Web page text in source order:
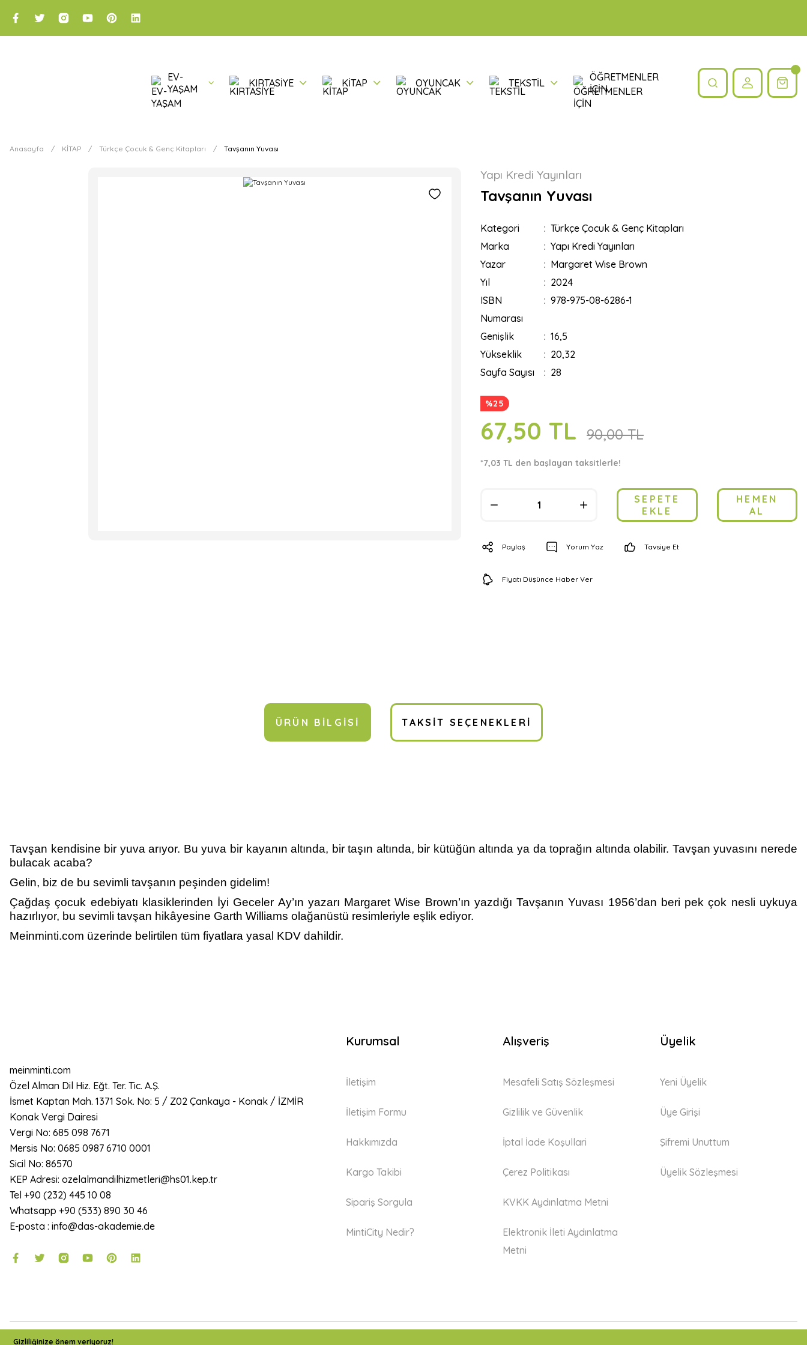
Gizliliğinize önem veriyoruz!
EV-
YAŞAM
KIRTASİYE KİTAP OYUNCAK TEKSTİL
ÖĞRETMENLER
İÇİN
Anasayfa KİTAP Türkçe Çocuk & Genç Kitapları Tavşanın Yuvası
Yapı Kredi Yayınları
Tavşanın Yuvası
Kategori
Türkçe Çocuk & Genç Kitapları
Marka
Yapı Kredi Yayınları
Yazar
Margaret Wise Brown
Yıl
2024
ISBN
Numarası
978-975-08-6286-1
Genişlik
16,5
Yükseklik
20,32
Sayfa Sayısı
28
%25
67,50 TL 90,00 TL
*7,03 TL den başlayan taksitlerle!
SEPETE
EKLE
HEMEN
AL
Paylaş Yorum Yaz Tavsiye Et
Fiyatı Düşünce Haber Ver
ÜRÜN BILGISI TAKSIT SEÇENEKLERI
Tavşan kendisine bir yuva arıyor. Bu yuva bir kayanın altında, bir taşın altında, bir kütüğün altında ya da toprağın altında olabilir. Tavşan yuvasını nerede
bulacak acaba?
Gelin, biz de bu sevimli tavşanın peşinden gidelim!
Çağdaş çocuk edebiyatı klasiklerinden İyi Geceler Ay’ın yazarı Margaret Wise Brown’ın yazdığı Tavşanın Yuvası 1956’dan beri pek çok nesli uykuya
hazırlıyor, bu sevimli tavşan hikâyesine Garth Williams olağanüstü resimleriyle eşlik ediyor.
Meinminti.com üzerinde belirtilen tüm fiyatlara yasal KDV dahildir.
meinminti.com
Özel Alman Dil Hiz. Eğt. Ter. Tic. A.Ş.
İsmet Kaptan Mah. 1371 Sok. No: 5 / Z02 Çankaya - Konak / İZMİR
Konak Vergi Dairesi
Vergi No: 685 098 7671
Mersis No: 0685 0987 6710 0001
Sicil No: 86570
KEP Adresi: ozelalmandilhizmetleri@hs01.kep.tr
Tel +90 (232) 445 10 08
Whatsapp +90 (533) 890 30 46
E-posta : info@das-akademie.de
Kurumsal
İletişim
İletişim Formu
Hakkımızda
Kargo Takibi
Sipariş Sorgula
MintiCity Nedir?
Alışveriş
Mesafeli Satış Sözleşmesi
Gizlilik ve Güvenlik
İptal İade Koşullari
Çerez Politikası
KVKK Aydınlatma Metni
Elektronik İleti Aydınlatma
Metni
Üyelik
Yeni Üyelik
Üye Girişi
Şifremi Unuttum
Üyelik Sözleşmesi
2024 Copyright DAS Akademie - Tüm Hakları Saklıdır.